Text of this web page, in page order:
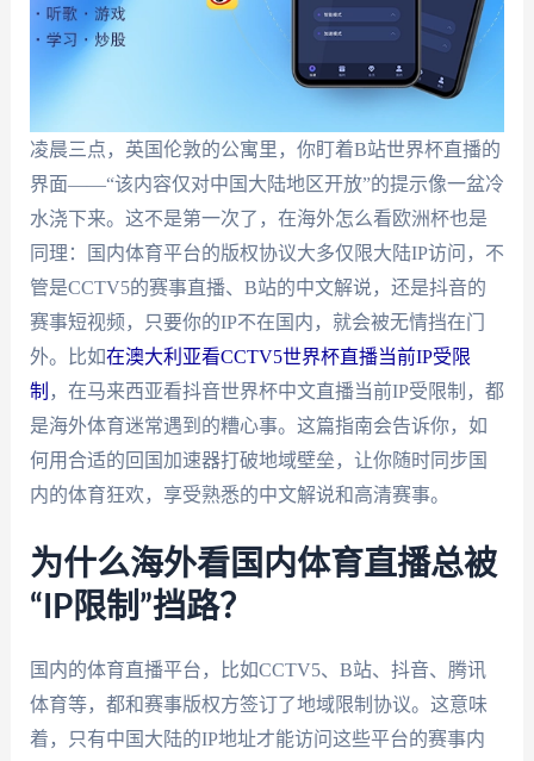
凌晨三点，英国伦敦的公寓里，你盯着B站世界杯直播的
界面——“该内容仅对中国大陆地区开放”的提示像一盆冷
水浇下来。这不是第一次了，在海外怎么看欧洲杯也是
同理：国内体育平台的版权协议大多仅限大陆IP访问，不
管是CCTV5的赛事直播、B站的中文解说，还是抖音的
赛事短视频，只要你的IP不在国内，就会被无情挡在门
外。比如在澳大利亚看CCTV5世界杯直播当前IP受限
制 ，在马来西亚看抖音世界杯中文直播当前IP受限制，都
是海外体育迷常遇到的糟心事。这篇指南会告诉你，如
何用合适的回国加速器打破地域壁垒，让你随时同步国
内的体育狂欢，享受熟悉的中文解说和高清赛事。
为什么海外看国内体育直播总被
“IP限制”挡路？
国内的体育直播平台，比如CCTV5、B站、抖音、腾讯
体育等，都和赛事版权方签订了地域限制协议。这意味
着，只有中国大陆的IP地址才能访问这些平台的赛事内